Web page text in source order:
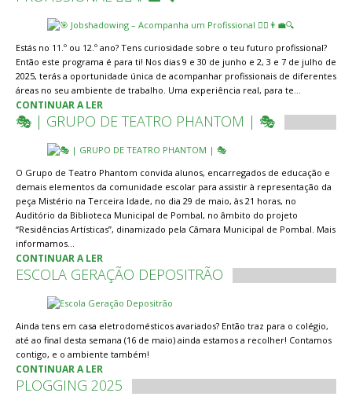
Estás no 11.º ou 12.º ano? Tens curiosidade sobre o teu futuro profissional?
Então este programa é para ti! Nos dias 9 e 30 de junho e 2, 3 e 7 de julho de
2025, terás a oportunidade única de acompanhar profissionais de diferentes
áreas no seu ambiente de trabalho. Uma experiência real, para te…
CONTINUAR A LER
🎭 | GRUPO DE TEATRO PHANTOM | 🎭
O Grupo de Teatro Phantom convida alunos, encarregados de educação e
demais elementos da comunidade escolar para assistir à representação da
peça Mistério na Terceira Idade, no dia 29 de maio, às 21 horas, no
Auditório da Biblioteca Municipal de Pombal, no âmbito do projeto
“Residências Artísticas”, dinamizado pela Câmara Municipal de Pombal. Mais
informamos…
CONTINUAR A LER
ESCOLA GERAÇÃO DEPOSITRÃO
Ainda tens em casa eletrodomésticos avariados? Então traz para o colégio,
até ao final desta semana (16 de maio) ainda estamos a recolher! Contamos
contigo, e o ambiente também!
CONTINUAR A LER
PLOGGING 2025